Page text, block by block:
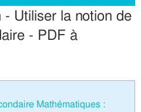
Utiliser la notion de
- PDF à
Mathématiques :